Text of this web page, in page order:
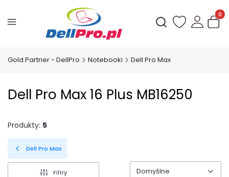
Otwórz
Gold Partner - DellPro Notebooki Dell Pro Max
Dell Pro Max 16 Plus MB16250
Produkty: 5
Dell Pro Max
Filtry Domyślne